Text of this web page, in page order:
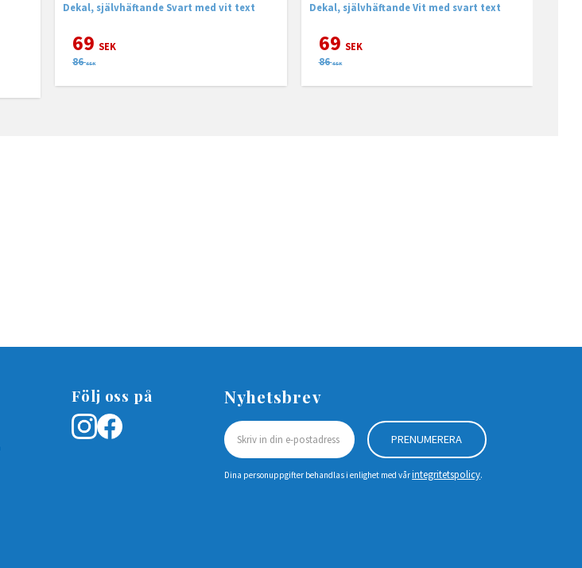
Dekal, självhäftande Svart med vit text
69 SEK
86 SEK
Dekal, självhäftande Vit med svart text
69 SEK
86 SEK
Följ oss på Nyhetsbrev
PRENUMERERA
Dina personuppgifter behandlas i enlighet med vårintegritetspolicy.